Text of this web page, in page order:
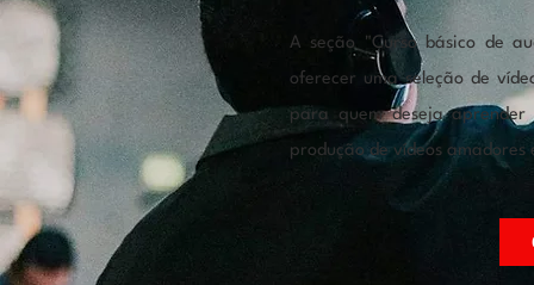
A seção "Curso básico de
oferecer uma seleção de
para quem deseja
produção de vídeos amadores